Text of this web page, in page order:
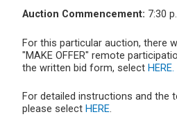
Auction Commencement: 7:30
For this particular auction, there
"MAKE OFFER" remote
the written bid form, select HERE.
For detailed instructions and the
please select HERE.